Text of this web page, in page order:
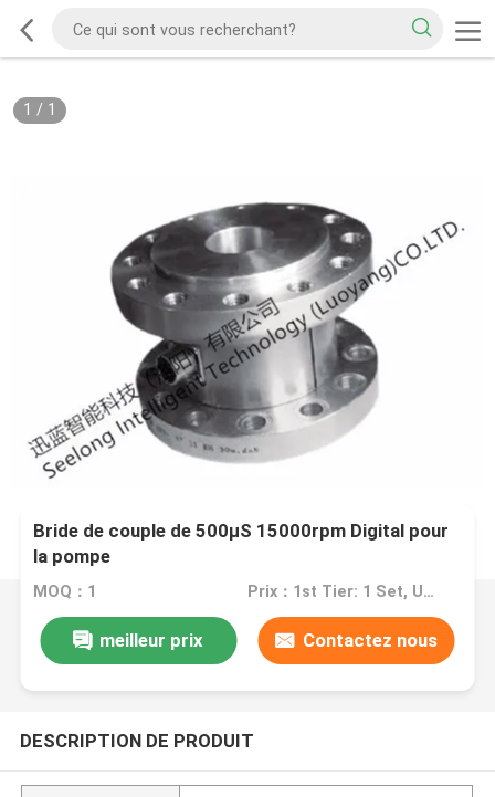
1 / 1
Bride de couple de 500μS 15000rpm Digital pour
la pompe
MOQ：1 Prix：1st Tier: 1 Set, Unit Price USD 3.00 2nd Tier: 2-5 Sets, Unit Price USD 2.00 3rd Tier: Over 5 Sets, Unit Price USD 1.00
meilleur prix Contactez nous
DESCRIPTION DE PRODUIT